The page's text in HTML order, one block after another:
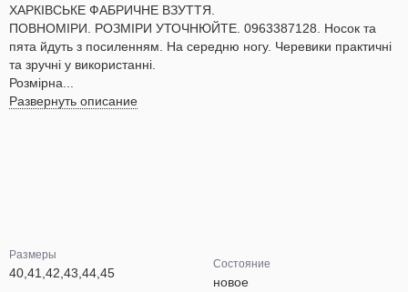
ХАРКІВСЬКЕ ФАБРИЧНЕ ВЗУТТЯ.
ПОВНОМІРИ. РОЗМІРИ УТОЧНЮЙТЕ. 0963387128. Носок та
пята йдуть з посиленням. На середню ногу. Черевики практичні
та зручні у використанні.
Розмірна...
Развернуть описание
Размеры
40,41,42,43,44,45
Состояние
новое